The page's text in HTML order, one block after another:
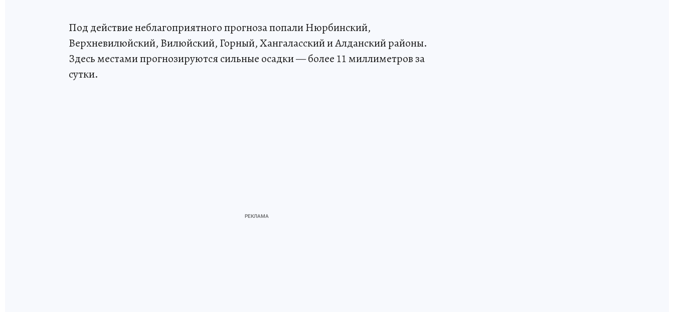
Под действие неблагоприятного прогноза попали Нюрбинский,
Верхневилюйский, Вилюйский, Горный, Хангаласский и Алданский районы.
Здесь местами прогнозируются сильные осадки — более 11 миллиметров за
сутки.